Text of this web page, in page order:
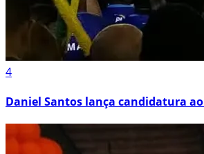
4
Daniel Santos lança candidatura